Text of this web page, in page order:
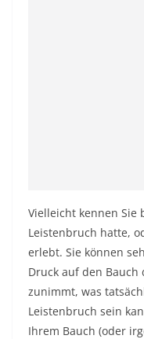
Vielleicht kennen Sie
Leistenbruch hatte,
erlebt. Sie können
Druck auf den
zunimmt, was
Leistenbruch sein
Ihrem Bauch (oder